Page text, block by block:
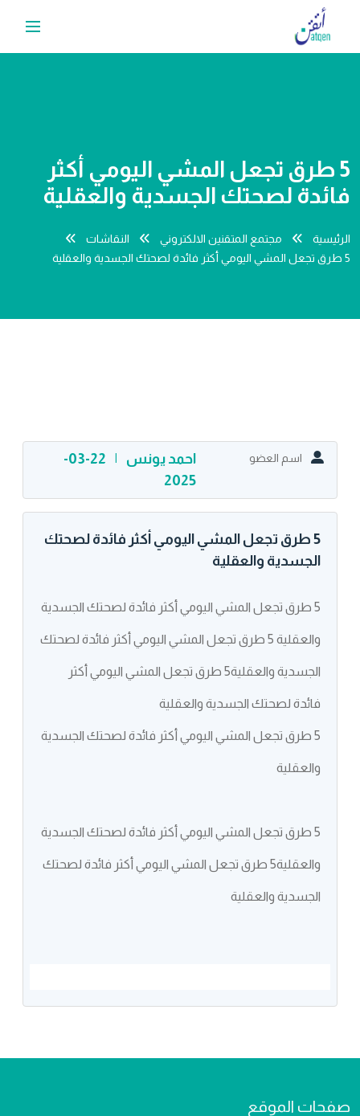
5 طرق تجعل المشي اليومي أكثر
فائدة لصحتك الجسدية والعقلية
الرئيسية مجتمع المتقنين الالكتروني
النقاشات
5 طرق تجعل المشي اليومي أكثر فائدة لصحتك الجسدية والعقلية
اسم العضو احمد يونس |
22-03-
2025
5 طرق تجعل المشي اليومي أكثر فائدة لصحتك
الجسدية والعقلية
5 طرق تجعل المشي اليومي أكثر فائدة لصحتك الجسدية
والعقلية 5 طرق تجعل المشي اليومي أكثر فائدة لصحتك
الجسدية والعقلية5 طرق تجعل المشي اليومي أكثر
فائدة لصحتك الجسدية والعقلية
5 طرق تجعل المشي اليومي أكثر فائدة لصحتك الجسدية
والعقلية
5 طرق تجعل المشي اليومي أكثر فائدة لصحتك الجسدية
والعقلية5 طرق تجعل المشي اليومي أكثر فائدة لصحتك
الجسدية والعقلية
صفحات الموقع